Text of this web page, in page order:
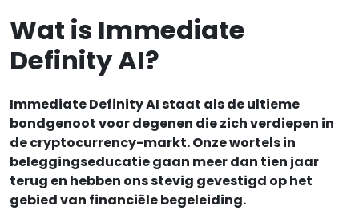
Wat is Immediate
Definity AI?
Immediate Definity AI staat als de ultieme
bondgenoot voor degenen die zich verdiepen in
de cryptocurrency-markt. Onze wortels in
beleggingseducatie gaan meer dan tien jaar
terug en hebben ons stevig gevestigd op het
gebied van financiële begeleiding.